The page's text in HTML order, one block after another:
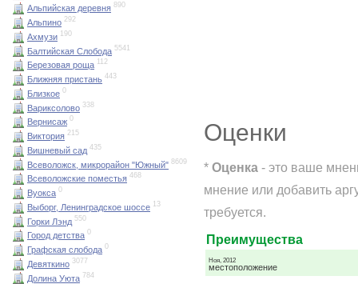
Альпийская деревня 890
Альпино 292
Ахмузи 190
Балтийская Слобода 5541
Березовая роща 112
Ближняя пристань 443
Близкое 0
Вариксолово 338
Вернисаж 0
Виктория 215
Вишневый сад 435
Всеволожск, микрорайон "Южный" 8609
Всеволожские поместья 468
Вуокса 0
Выборг, Ленинградское шоссе 13
Горки Лэнд 550
Город детства 0
Графская слобода 0
Девяткино 3077
Долина Уюта 784
Оценки
* Оценка - это ваше
мнение или добавить
требуется.
Преимущества
Ноя, 2012
местоположение